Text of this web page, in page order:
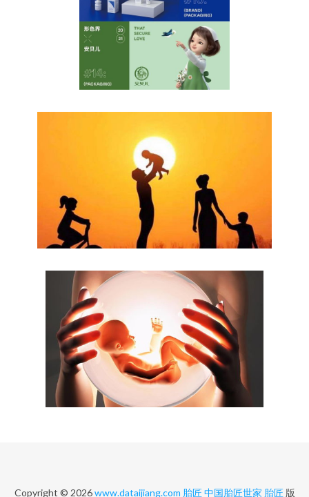
Copyright © 2026www.dataijiang.com 胎匠 中国胎匠世家 胎匠版